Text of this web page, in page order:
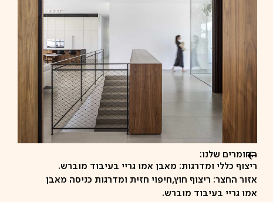
החומרים שלנו:
ריצוף כללי ומדרגות: מאבן אמו גריי בעיבוד מוברש.
אזור החצר: ריצוף חוץ,חיפוי חזית ומדרגות כניסה מאבן
אמו גריי בעיבוד מוברש.